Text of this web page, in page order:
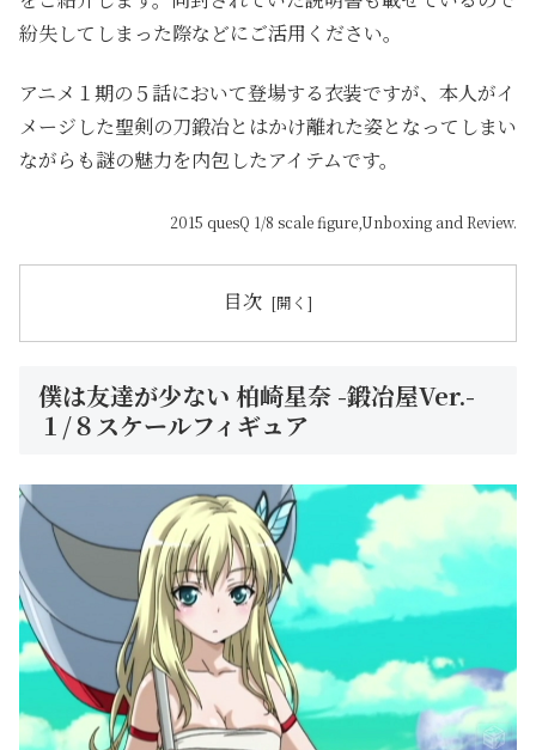
紛失してしまった際などにご活用ください。
アニメ１期の５話において登場する衣装ですが、 本人がイ
メージした聖剣の刀鍛冶とはかけ離れた姿となってしまい
ながらも謎の魅力を内包したアイテムです。
2015 quesQ 1/8 scale figure,Unboxing and Review.
目次
僕は友達が少ない 柏崎星奈 -鍛冶屋Ver.-
１/８スケールフィギュア